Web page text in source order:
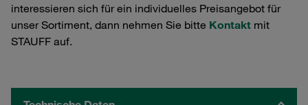
interessieren sich für ein individuelles Preisangebot für
unser Sortiment, dann nehmen Sie bitte Kontakt mit
STAUFF auf.